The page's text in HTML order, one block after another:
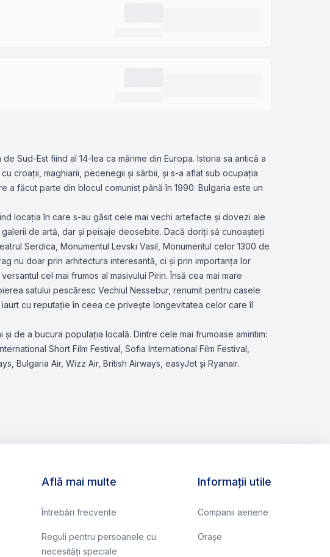
Sud-Est fiind al 14-lea ca mărime din Europa. Istoria sa antică a
croații, maghiarii, pecenegii și sârbii, și s-a aflat sub ocupația
a făcut parte din blocul comunist până în 1990. Bulgaria este un
locația în care s-au găsit cele mai vechi artefacte și dovezi ale
de artă, dar și peisaje deosebite. Dacă doriți să cunoașteți
Serdica, Monumentul Levski Vasil, Monumentul celor 1300 de
nu doar prin arhitectura interesantă, ci și prin importanța lor
cel mai frumos al masivului Pirin. Însă cea mai mare
satului pescăresc Vechiul Nessebur, renumit pentru casele
cu reputație în ceea ce privește longevitatea celor care îl
de a bucura populația locală. Dintre cele mai frumoase amintim:
Short Film Festival, Sofia International Film Festival,
Bulgaria Air, Wizz Air, British Airways, easyJet și Ryanair.
Află mai multe
Întrebări frecvente
Reguli pentru persoanele cu
necesități speciale
Informații utile
Companii aeriene
Orașe